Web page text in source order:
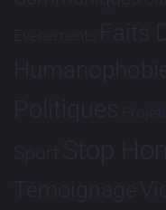
Evénements Faits
Politiques Projets
Sport Stop
Témoignage